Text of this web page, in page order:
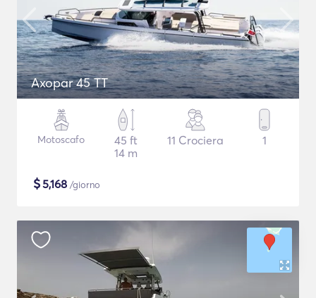
Axopar 45 TT
Motoscafo
45 ft
14 m
11 Crociera 1
$5,168 /giorno